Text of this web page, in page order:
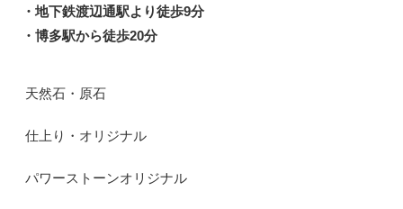
・地下鉄渡辺通駅より徒歩9分
・博多駅から徒歩20分
天然石・原石
仕上り・オリジナル
パワーストーンオリジナル